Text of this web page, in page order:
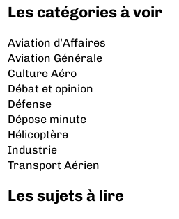
Les catégories à voir
Aviation d’Affaires
Aviation Générale
Culture Aéro
Débat et opinion
Défense
Dépose minute
Hélicoptère
Industrie
Transport Aérien
Les sujets à lire